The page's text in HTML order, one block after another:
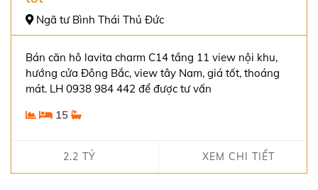
Ngã tư Bình Thái Thủ Đức
Bán căn hô lavita charm C14 tầng 11 view nội khu,
hướng cửa Đông Bắc, view tây Nam, giá tốt, thoáng
mát. LH 0938 984 442 để được tư vấn
15
2.2 TỶ XEM CHI TIẾT